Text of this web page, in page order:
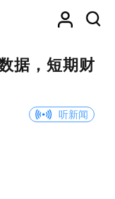
据，短期财
听新闻